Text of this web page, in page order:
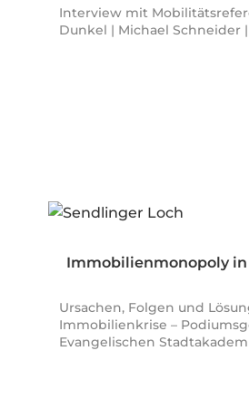
Interview mit
Dunkel | Michael Schneider |
Immobilienmonopoly
Ursachen, Folgen und
Immobilienkrise –
Evangelischen